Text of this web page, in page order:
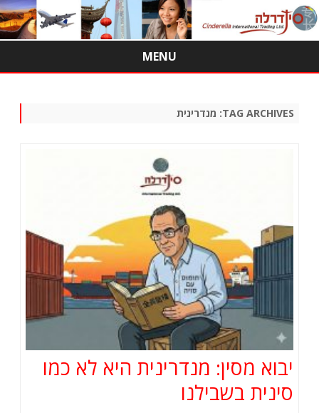
MENU
TAG ARCHIVES: מנדרינית
יבוא מסין: מנדרינית היא לא כמו
סינית בשבילנו